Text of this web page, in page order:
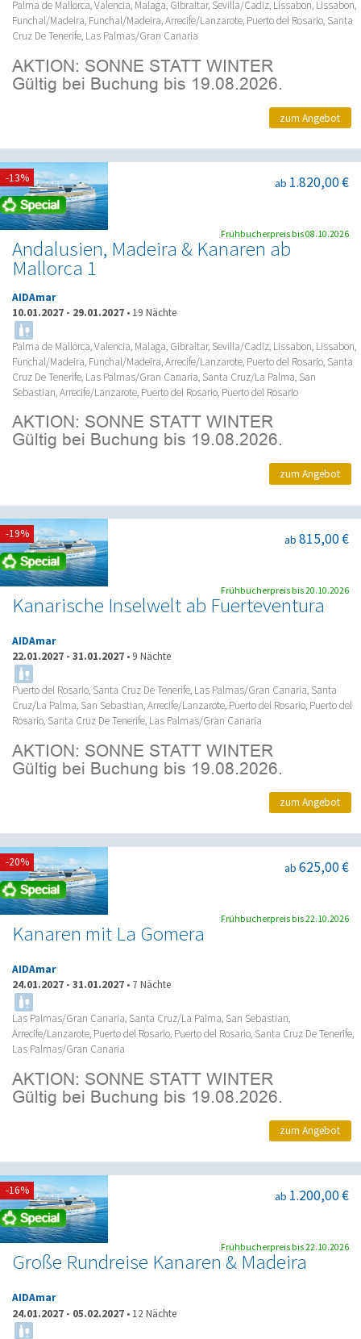
Palma de Mallorca, Valencia, Malaga, Gibraltar, Sevilla/Cadiz, Lissabon, Lissabon,
Funchal/Madeira, Funchal/Madeira, Arrecife/Lanzarote, Puerto del Rosario, Santa
Cruz De Tenerife, Las Palmas/Gran Canaria
zum Angebot
Andalusien, Madeira & Kanaren ab
Mallorca 1
ab 1.820,00 €
AIDAmar
10.01.2027 - 29.01.2027 • 19 Nächte
Palma de Mallorca, Valencia, Malaga, Gibraltar, Sevilla/Cadiz, Lissabon, Lissabon,
Funchal/Madeira, Funchal/Madeira, Arrecife/Lanzarote, Puerto del Rosario, Santa
Cruz De Tenerife, Las Palmas/Gran Canaria, Santa Cruz/La Palma, San
Sebastian, Arrecife/Lanzarote, Puerto del Rosario, Puerto del Rosario
-13%
Frühbucherpreis bis 08.10.2026
zum Angebot
Kanarische Inselwelt ab Fuerteventura
ab 815,00 €
AIDAmar
22.01.2027 - 31.01.2027 • 9 Nächte
Puerto del Rosario, Santa Cruz De Tenerife, Las Palmas/Gran Canaria, Santa
Cruz/La Palma, San Sebastian, Arrecife/Lanzarote, Puerto del Rosario, Puerto del
Rosario, Santa Cruz De Tenerife, Las Palmas/Gran Canaria
-19%
Frühbucherpreis bis 20.10.2026
zum Angebot
Kanaren mit La Gomera
ab 625,00 €
AIDAmar
24.01.2027 - 31.01.2027 • 7 Nächte
Las Palmas/Gran Canaria, Santa Cruz/La Palma, San Sebastian,
Arrecife/Lanzarote, Puerto del Rosario, Puerto del Rosario, Santa Cruz De Tenerife,
Las Palmas/Gran Canaria
-20%
Frühbucherpreis bis 22.10.2026
zum Angebot
Große Rundreise Kanaren & Madeira
ab 1.200,00 €
AIDAmar
24.01.2027 - 05.02.2027 • 12 Nächte
-16%
Frühbucherpreis bis 22.10.2026